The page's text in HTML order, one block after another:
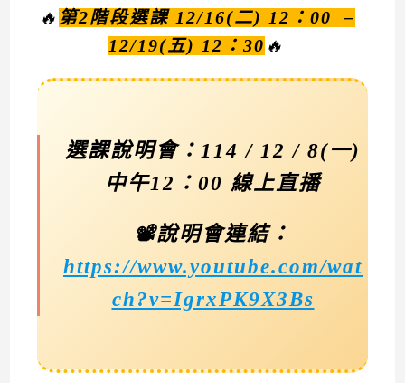
🔥 第2階段選課 12/16(二) 12：00 –
12/19(五) 12：30 🔥
選課說明會：114 / 12 / 8(一)
中午12：00 線上直播
📽️說明會連結：
https://www.youtube.com/wat
ch?v=IgrxPK9X3Bs